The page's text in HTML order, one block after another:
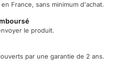
France, sans minimum d'achat.
le produit.
par une garantie de 2 ans.